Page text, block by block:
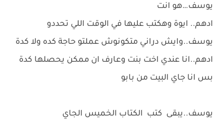
يوسف…هو انت
ادهم.. ايوة وهكتب عليها في الوقت اللي تحددو
يوسف..وايش دراني متكونوش عملتو حاجة كده ولا كدة
ادهم..انا عندي اخت بنت وعارف ان ممكن يحصلها كدة
بس انا جاي البيت من بابو
يوسف..يبقى كتب الكتاب الخميس الجاي